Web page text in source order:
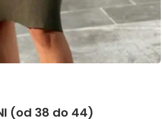
(od 38 do 44)